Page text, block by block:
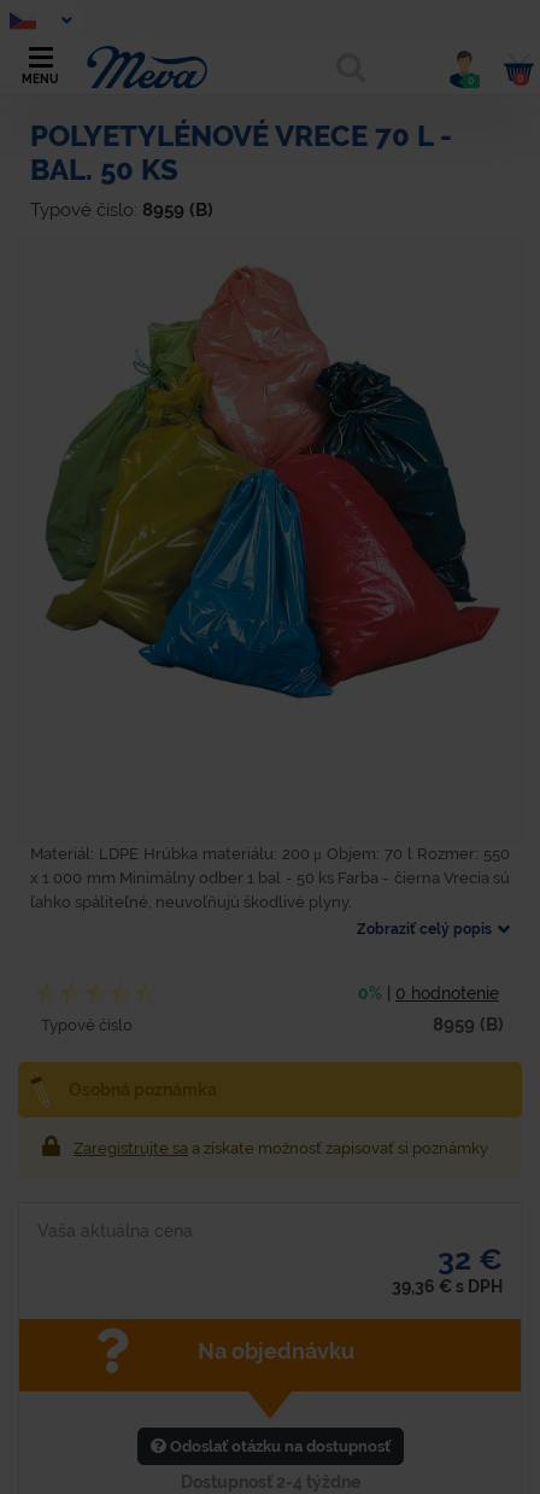
MENU 0 0
POLYETYLÉNOVÉ VRECE 70 L -
BAL. 50 KS
Typové číslo: 8959 (B)
Materiál: LDPE Hrúbka materiálu: 200 μ Objem: 70 l Rozmer: 550
x 1 000 mm Minimálny odber 1 bal - 50 ks Farba - čierna Vrecia sú
ľahko spáliteľné, neuvoľňujú škodlivé plyny.
Zobraziť celý popis
0% 0 hodnotenie
Typové číslo 8959 (B)
Zaregistrujte sa a získate možnosť zapisovať si poznámky
Vaša aktuálna cena
32 €
39,36 € s DPH
Na objednávku
Odoslať otázku na dostupnosť
Dostupnosť 2-4 týždne